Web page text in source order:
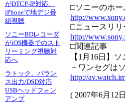
がDTCP-IP対応。
iPhoneで地デジ番
組視聴
ソニーBDレコーダ
がiOS機器でのスト
リーミング視聴対
応へ
ラトック、バラン
ス出力/DSD対応
USBヘッドフォン
アンプ
□ソニーのホー
http://
□ニュースリリ
http://
□関連記事
【1月16日】
－ワンセグは
http://
( 2007年6月12日